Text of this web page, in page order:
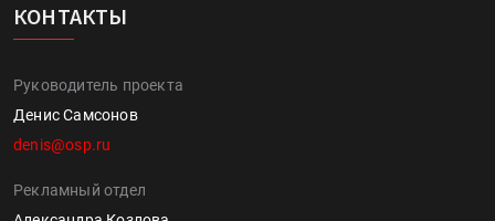
КОНТАКТЫ
Руководитель проекта
Денис Самсонов
denis@osp.ru
Рекламный отдел